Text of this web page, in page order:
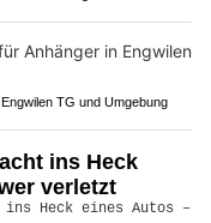
TG und Umgebung
ins Heck
verletzt